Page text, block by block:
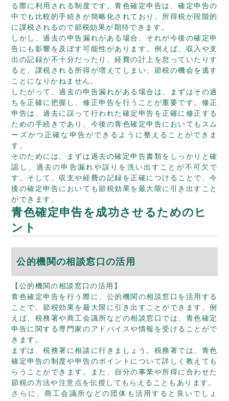
る際に利用される制度です。青色確定申告は、確定申告の
中でも比較的手続きが簡略化されており、所得税が段階的
に課税されるので節税効果が期待できます。
しかし、過去の申告漏れがある場合、それが今後の確定申
告にも影響を及ぼす可能性があります。例えば、収入や支
出の記録が不十分だったり、経費の計上を怠っていたりす
ると、課税される所得が増えてしまい、節税の機会を逃す
ことになりかねません。
したがって、過去の申告漏れがある場合は、まずはその過
ちを正確に把握し、修正申告を行うことが重要です。修正
申告は、過去に誤って行われた確定申告を正確に修正する
ための手続きであり、今後の青色確定申告においてもスム
ーズかつ正確な申告ができるように整えることができま
す。
そのためには、まずは過去の確定申告書類をしっかりと確
認し、過去の申告漏れや誤りを洗い出すことが不可欠で
す。そして、収支や経費の記録を正確につけることで、今
後の確定申告においても節税効果を最大限に引き出すこと
ができます。
青色確定申告を成功させるためのヒ
ント
公的機関の相談窓口の活用
【公的機関の相談窓口の活用】
青色確定申告を行う際に、公的機関の相談窓口を活用する
ことで、節税効果を最大限に引き出すことができます。例
えば、税務署や商工会議所などの相談窓口では、青色確定
申告に関する専門家のアドバイスや情報を受けることがで
きます。
まずは、税務署に相談に行きましょう。税務署では、青色
確定申告の制度や申告のポイントについて詳しく教えても
らうことができます。また、自分の事業や所得に合わせた
節税の方法や注意点を伝授してもらえることもあります。
さらに、商工会議所などの団体も活用すると良いでしょ